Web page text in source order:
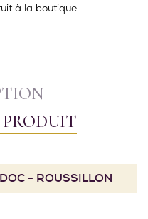
à la boutique
- ROUSSILLON